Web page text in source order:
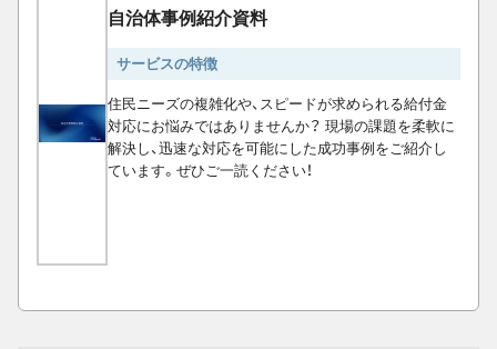
自治体事例紹介資料
サービスの特徴
住民ニーズの複雑化や、スピードが求められる給付金
対応にお悩みではありませんか？ 現場の課題を柔軟に
解決し、迅速な対応を可能にした成功事例をご紹介し
ています。ぜひご一読ください！